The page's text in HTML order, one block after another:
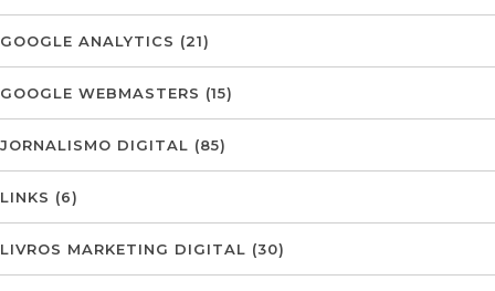
GOOGLE ANALYTICS (21)
GOOGLE WEBMASTERS (15)
JORNALISMO DIGITAL (85)
LINKS (6)
LIVROS MARKETING DIGITAL (30)